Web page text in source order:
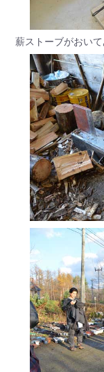
薪ストーブがおい